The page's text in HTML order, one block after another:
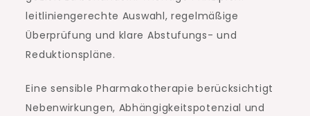
leitliniengerechte Auswahl, regelmäßige
Überprüfung und klare Abstufungs- und
Reduktionspläne.
Eine sensible Pharmakotherapie berücksichtigt
Nebenwirkungen, Abhängigkeitspotenzial und